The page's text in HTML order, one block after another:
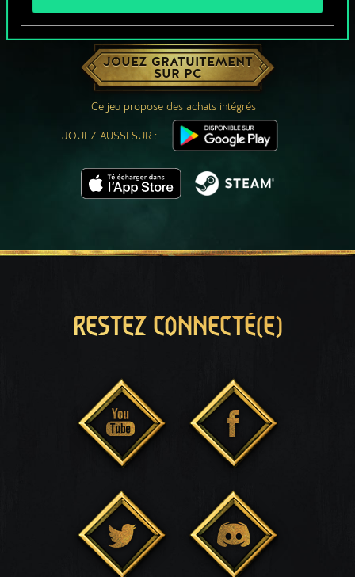
UNE PETITE PARTIE DE GWENT ?
JOUEZ GRATUITEMENT
SUR PC
Ce jeu propose des achats intégrés
JOUEZ AUSSI SUR :
RESTEZ CONNECTÉ(E)